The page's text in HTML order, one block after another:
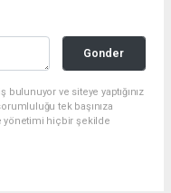
Gonder
bulunuyor ve siteye yaptığınız
tek başınıza
yönetimi hiçbir şekilde